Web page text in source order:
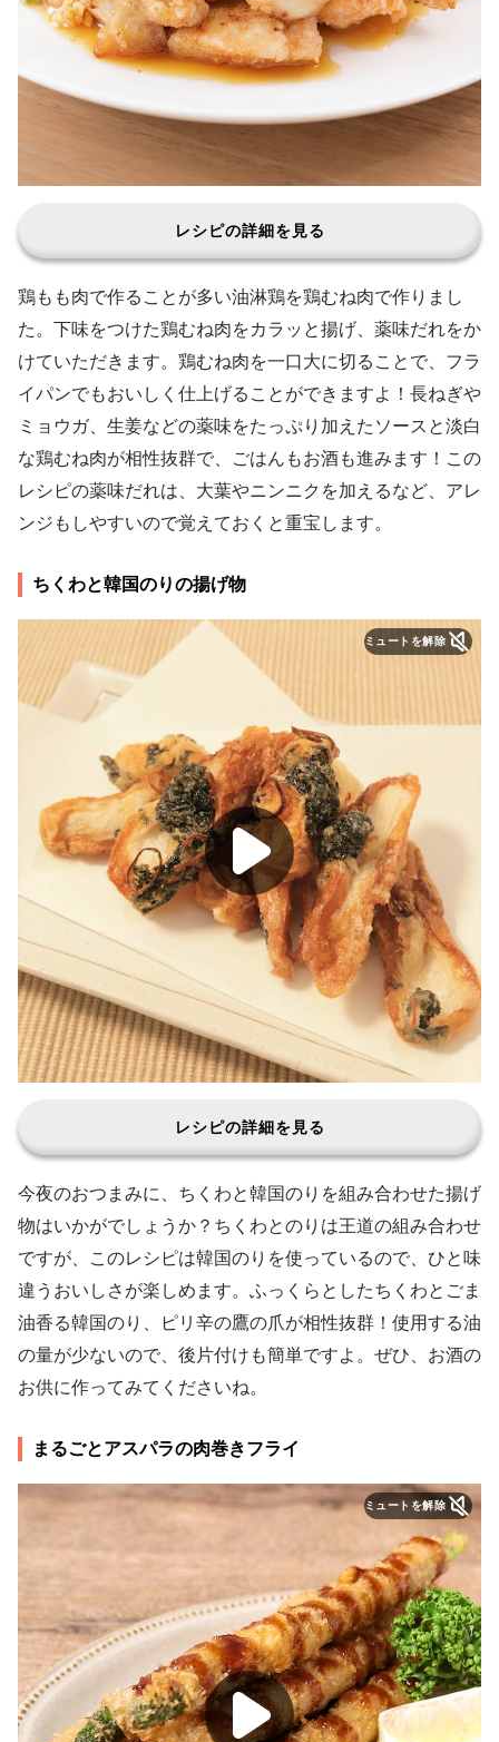
レシピの詳細を見る
鶏もも肉で作ることが多い油淋鶏を鶏むね肉で作りまし
た。下味をつけた鶏むね肉をカラッと揚げ、薬味だれをか
けていただきます。鶏むね肉を一口大に切ることで、フラ
イパンでもおいしく仕上げることができますよ！長ねぎや
ミョウガ、生姜などの薬味をたっぷり加えたソースと淡白
な鶏むね肉が相性抜群で、ごはんもお酒も進みます！この
レシピの薬味だれは、大葉やニンニクを加えるなど、アレ
ンジもしやすいので覚えておくと重宝します。
ちくわと韓国のりの揚げ物
ミュートを解除
レシピの詳細を見る
今夜のおつまみに、ちくわと韓国のりを組み合わせた揚げ
物はいかがでしょうか？ちくわとのりは王道の組み合わせ
ですが、このレシピは韓国のりを使っているので、ひと味
違うおいしさが楽しめます。ふっくらとしたちくわとごま
油香る韓国のり、ピリ辛の鷹の爪が相性抜群！使用する油
の量が少ないので、後片付けも簡単ですよ。ぜひ、お酒の
お供に作ってみてくださいね。
まるごとアスパラの肉巻きフライ
ミュートを解除